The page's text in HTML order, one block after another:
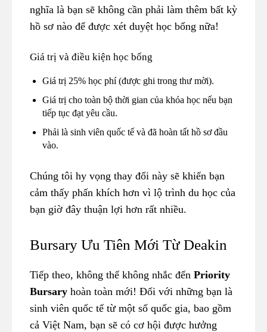
nghĩa là bạn sẽ không cần phải làm thêm bất kỳ
hồ sơ nào để được xét duyệt học bổng nữa!
Giá trị và điều kiện học bổng
Giá trị 25% học phí (được ghi trong thư mời).
Giá trị cho toàn bộ thời gian của khóa học nếu bạn
tiếp tục đạt yêu cầu.
Phải là sinh viên quốc tế và đã hoàn tất hồ sơ đầu
vào.
Chúng tôi hy vọng thay đổi này sẽ khiến bạn
cảm thấy phấn khích hơn vì lộ trình du học của
bạn giờ đây thuận lợi hơn rất nhiều.
Bursary Ưu Tiên Mới Từ Deakin
Tiếp theo, không thể không nhắc đến Priority
Bursary hoàn toàn mới! Đối với những bạn là
sinh viên quốc tế từ một số quốc gia, bao gồm
cả Việt Nam, bạn sẽ có cơ hội được hưởng